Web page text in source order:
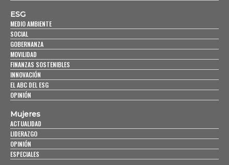
ESG
MEDIO AMBIENTE
SOCIAL
GOBERNANZA
MOVILIDAD
FINANZAS SOSTENIBLES
INNOVACIÓN
EL ABC DEL ESG
OPINIÓN
Mujeres
ACTUALIDAD
LIDERAZGO
OPINIÓN
ESPECIALES